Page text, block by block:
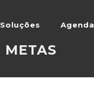
Soluções Agenda
METAS